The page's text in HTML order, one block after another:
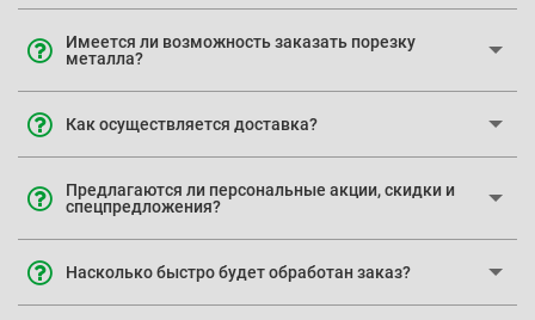
Имеется ли возможность заказать порезку
металла?
Как осуществляется доставка?
Предлагаются ли персональные акции, скидки и
спецпредложения?
Насколько быстро будет обработан заказ?